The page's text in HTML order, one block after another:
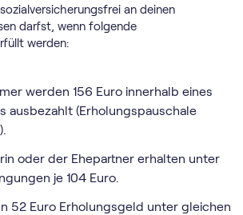
an deinen
darfst, wenn folgende
werden:
werden 156 Euro innerhalb eines
ausbezahlt (Erholungspauschale
oder der Ehepartner erhalten unter
je 104 Euro.
52 Euro Erholungsgeld unter gleichen